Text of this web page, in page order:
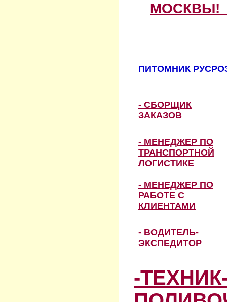
МОСКВЫ!
ПИТОМНИК
- СБОРЩИК
ЗАКАЗОВ
- МЕНЕДЖЕР ПО
ТРАНСПОРТНОЙ
ЛОГИСТИКЕ
- МЕНЕДЖЕР ПО
РАБОТЕ С
КЛИЕНТАМИ
- ВОДИТЕЛЬ-
ЭКСПЕДИТОР
-